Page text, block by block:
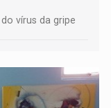
vírus da gripe